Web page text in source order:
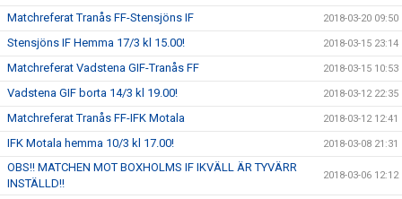
Matchreferat Tranås FF-Stensjöns IF 2018-03-20 09:50
Stensjöns IF Hemma 17/3 kl 15.00! 2018-03-15 23:14
Matchreferat Vadstena GIF-Tranås FF 2018-03-15 10:53
Vadstena GIF borta 14/3 kl 19.00! 2018-03-12 22:35
Matchreferat Tranås FF-IFK Motala 2018-03-12 12:41
IFK Motala hemma 10/3 kl 17.00! 2018-03-08 21:31
OBS!! MATCHEN MOT BOXHOLMS IF IKVÄLL ÄR TYVÄRR
INSTÄLLD!!
2018-03-06 12:12